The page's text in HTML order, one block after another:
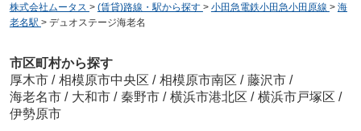
株式会社ムータス > (賃貸)路線・駅から探す > 小田急電鉄小田急小田原線 > 海
老名駅 > デュオステージ海老名
市区町村から探す
厚木市 / 相模原市中央区 / 相模原市南区 / 藤沢市 /
海老名市 / 大和市 / 秦野市 / 横浜市港北区 / 横浜市戸塚区 /
伊勢原市